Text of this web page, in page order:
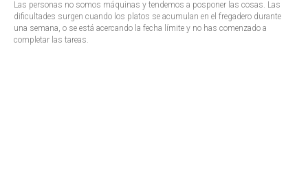
Las personas no somos máquinas y tendemos a posponer las cosas. Las
dificultades surgen cuando los platos se acumulan en el fregadero durante
una semana, o se está acercando la fecha límite y no has comenzado a
completar las tareas.